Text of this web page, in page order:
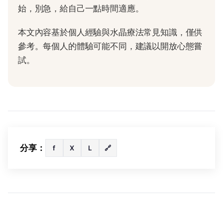
始，別急，給自己一點時間適應。
本文內容基於個人經驗與水晶療法常見知識，僅供
參考。每個人的體驗可能不同，建議以開放心態嘗
試。
分享： f X L 🔗